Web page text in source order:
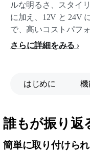
ルな明るさ、スタイ
に加え、12V と 24V
で、高いコストパフ
さらに詳細をみる
はじめに 機
誰もが振り返
簡単に取り付けら